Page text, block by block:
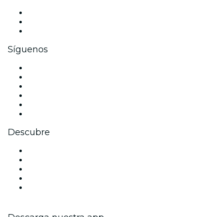
Síguenos
Descubre